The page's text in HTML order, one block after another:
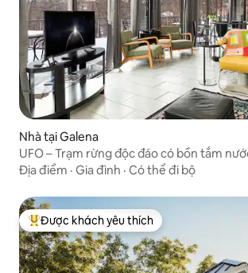
Nhà tại Galena
UFO – Trạm rừng độc đáo có bồn tắm
Địa điểm · Gia đình · Có thể đi bộ
Được khách yêu thích nhất
Được khách yêu thích